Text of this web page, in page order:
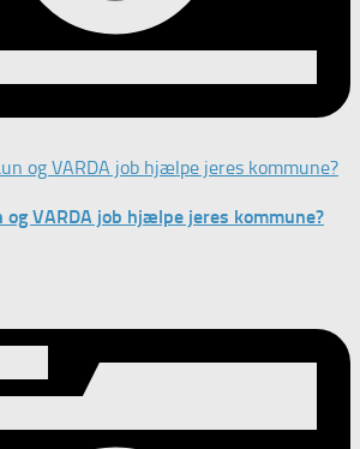
og VARDA job hjælpe jeres kommune?